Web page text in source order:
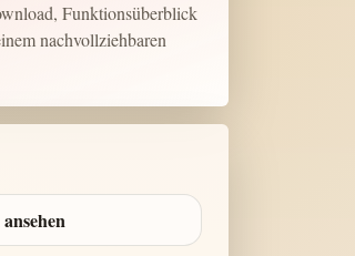
Funktionsüberblick
nachvollziehbaren